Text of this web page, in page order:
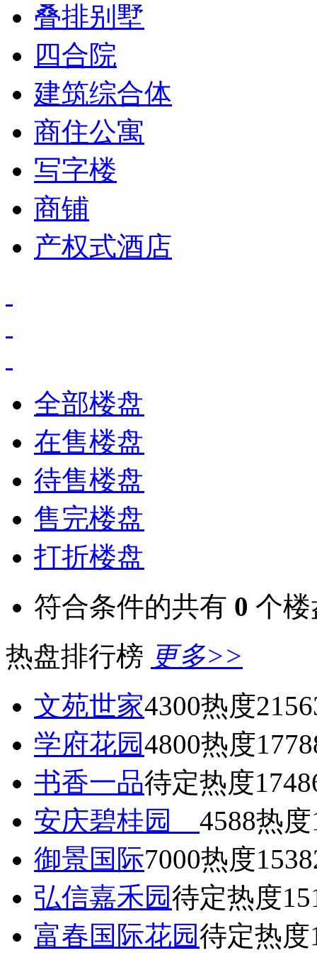
叠排别墅
四合院
建筑综合体
商住公寓
写字楼
商铺
产权式酒店
全部楼盘
在售楼盘
待售楼盘
售完楼盘
打折楼盘
符合条件的共有 0 个楼
热盘排行榜 更多>>
文苑世家4300热度
学府花园4800热度
书香一品待定热度
安庆碧桂园 4588热度
御景国际7000热度
弘信嘉禾园待定热度
富春国际花园待定热度